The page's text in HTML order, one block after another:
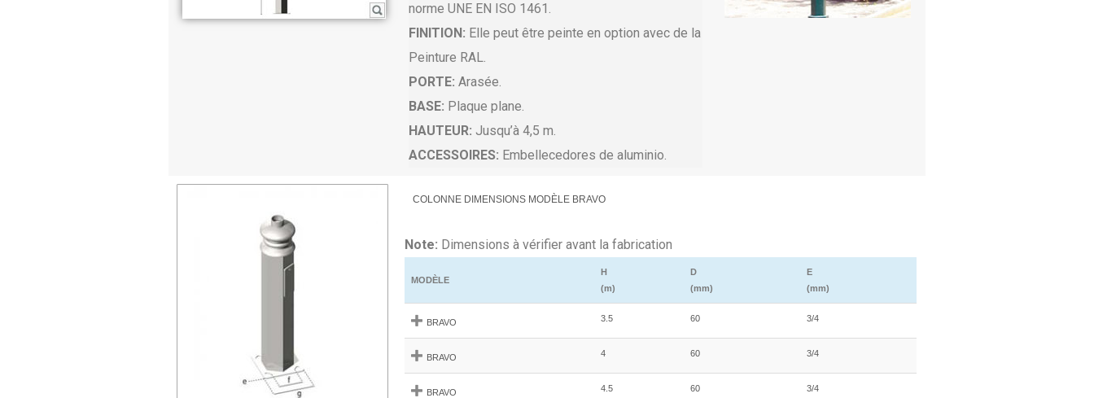
norme UNE EN ISO 1461.
FINITION: Elle peut être peinte en option avec de la
Peinture RAL.
PORTE: Arasée.
BASE: Plaque plane.
HAUTEUR: Jusqu’à 4,5 m.
ACCESSOIRES: Embellecedores de aluminio.
COLONNE DIMENSIONS MODÈLE BRAVO
Note: Dimensions à vérifier avant la fabrication
MODÈLE
H
(m)
D
(mm)
E
(mm)
BRAVO 3.5 60 3/4
BRAVO 4 60 3/4
BRAVO 4.5 60 3/4